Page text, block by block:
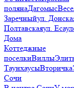
полянаДагомыс
Заречныйул.
Полтавскаяул.
Дома
Коттеджные
поселкиВиллы
ТаунхаусыВторичка
Сочи